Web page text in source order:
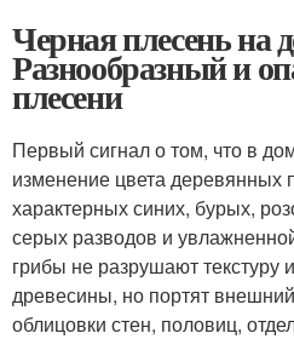
Черная плесень на
Разнообразный и
плесени
Первый сигнал о том, что в
изменение цвета деревянных
характерных синих, бурых,
серых разводов и
грибы не разрушают текстуру
древесины, но портят
облицовки стен, половиц,